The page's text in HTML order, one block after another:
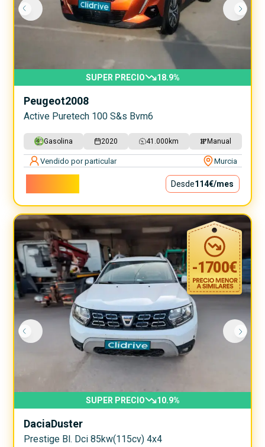
SUPER PRECIO 18.9%
Peugeot2008
Active Puretech 100 S&s Bvm6
Gasolina 2020 41.000 km Manual
Vendido por particular Murcia
Desde114€/mes
-1700€
SUPER PRECIO 10.9%
DaciaDuster
Prestige Bl. Dci 85kw(115cv) 4x4